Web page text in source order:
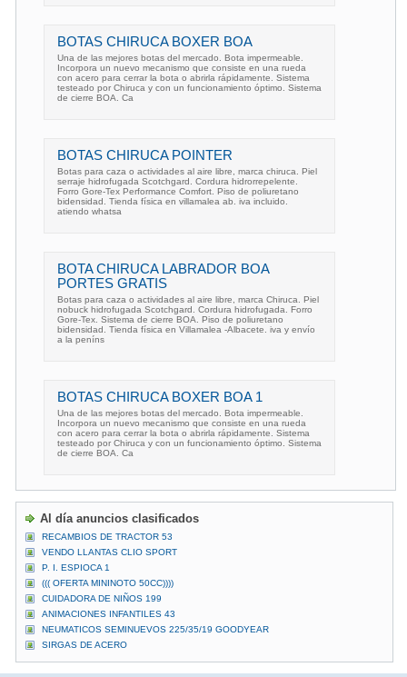
BOTAS CHIRUCA BOXER BOA
Una de las mejores botas del mercado. Bota impermeable.
Incorpora un nuevo mecanismo que consiste en una rueda
con acero para cerrar la bota o abrirla rápidamente. Sistema
testeado por Chiruca y con un funcionamiento óptimo. Sistema
de cierre BOA. Ca
BOTAS CHIRUCA POINTER
Botas para caza o actividades al aire libre, marca chiruca. Piel
serraje hidrofugada Scotchgard. Cordura hidrorrepelente.
Forro Gore-Tex Performance Comfort. Piso de poliuretano
bidensidad. Tienda física en villamalea ab. iva incluido.
atiendo whatsa
BOTA CHIRUCA LABRADOR BOA
PORTES GRATIS
Botas para caza o actividades al aire libre, marca Chiruca. Piel
nobuck hidrofugada Scotchgard. Cordura hidrofugada. Forro
Gore-Tex. Sistema de cierre BOA. Piso de poliuretano
bidensidad. Tienda física en Villamalea -Albacete. iva y envío
a la peníns
BOTAS CHIRUCA BOXER BOA 1
Una de las mejores botas del mercado. Bota impermeable.
Incorpora un nuevo mecanismo que consiste en una rueda
con acero para cerrar la bota o abrirla rápidamente. Sistema
testeado por Chiruca y con un funcionamiento óptimo. Sistema
de cierre BOA. Ca
Al día anuncios clasificados
RECAMBIOS DE TRACTOR 53
VENDO LLANTAS CLIO SPORT
P. I. ESPIOCA 1
((( OFERTA MININOTO 50CC))))
CUIDADORA DE NIÑOS 199
ANIMACIONES INFANTILES 43
NEUMATICOS SEMINUEVOS 225/35/19 GOODYEAR
SIRGAS DE ACERO